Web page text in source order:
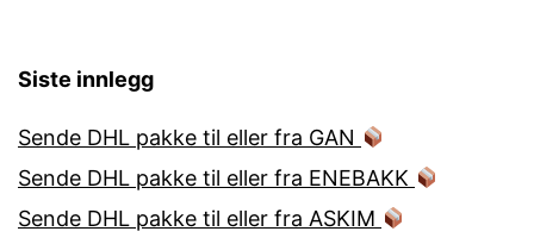
Siste innlegg
Sende DHL pakke til eller fra GAN
Sende DHL pakke til eller fra ENEBAKK
Sende DHL pakke til eller fra ASKIM